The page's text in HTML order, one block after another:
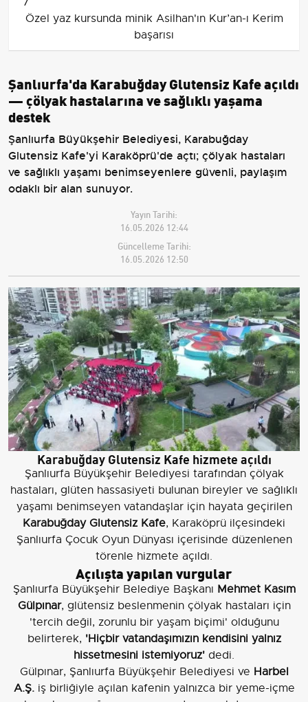
Özel yaz kursunda minik Asilhan'ın Kur’an-ı Kerim
başarısı
Şanlıurfa'da Karabuğday Glutensiz Kafe açıldı
— çölyak hastalarına ve sağlıklı yaşama
destek
Şanlıurfa Büyükşehir Belediyesi, Karabuğday
Glutensiz Kafe'yi Karaköprü'de açtı; çölyak hastaları
ve sağlıklı yaşamı benimseyenlere güvenli, paylaşım
odaklı bir alan sunuyor.
Yayın Tarihi:
16.05.2026 12:44
Güncelleme Tarihi:
16.05.2026 12:50
Karabuğday Glutensiz Kafe hizmete açıldı
Şanlıurfa Büyükşehir Belediyesi tarafından çölyak
hastaları, glüten hassasiyeti bulunan bireyler ve sağlıklı
yaşamı benimseyen vatandaşlar için hayata geçirilen
Karabuğday Glutensiz Kafe, Karaköprü ilçesindeki
Şanlıurfa Çocuk Oyun Dünyası içerisinde düzenlenen
törenle hizmete açıldı.
Açılışta yapılan vurgular
Şanlıurfa Büyükşehir Belediye Başkanı Mehmet Kasım
Gülpınar, glütensiz beslenmenin çölyak hastaları için
'tercih değil, zorunlu bir yaşam biçimi' olduğunu
belirterek, 'Hiçbir vatandaşımızın kendisini yalnız
hissetmesini istemiyoruz' dedi.
Gülpınar, Şanlıurfa Büyükşehir Belediyesi ve Harbel
A.Ş.iş birliğiyle açılan kafenin yalnızca bir yeme-içme